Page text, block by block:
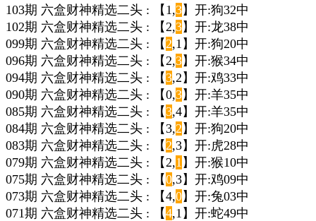
103期 六盒财神精选二头 : 【1,3】开:狗32中
102期 六盒财神精选二头 : 【2,3】开:龙38中
099期 六盒财神精选二头 : 【2,1】开:狗20中
096期 六盒财神精选二头 : 【2,3】开:猴34中
094期 六盒财神精选二头 : 【3,2】开:鸡33中
090期 六盒财神精选二头 : 【0,3】开:羊35中
085期 六盒财神精选二头 : 【3,4】开:羊35中
084期 六盒财神精选二头 : 【3,2 】开:狗20中
083期 六盒财神精选二头 : 【2,3】开:虎28中
079期 六盒财神精选二头 : 【2,1 】开:猴10中
075期 六盒财神精选二头 : 【0,3】开:鸡09中
073期 六盒财神精选二头 : 【4,0】开:兔03中
071期 六盒财神精选二头 : 【4,1】开:蛇49中